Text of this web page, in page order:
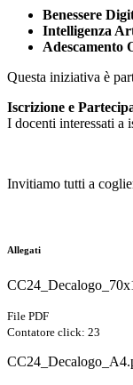
Benessere
Intelligenza
Adescamento
Questa iniziativa è
Iscrizione e
I docenti interessati a
Invitiamo tutti a
Allegati
File PDF
Contatore click: 23